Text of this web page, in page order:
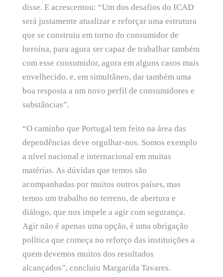
disse. E acrescentou: “Um dos desafios do ICAD
será justamente atualizar e reforçar uma estrutura
que se construiu em torno do consumidor de
heroína, para agora ser capaz de trabalhar também
com esse consumidor, agora em alguns casos mais
envelhecido, e, em simultâneo, dar também uma
boa resposta a um novo perfil de consumidores e
substâncias”.
“O caminho que Portugal tem feito na área das
dependências deve orgulhar-nos. Somos exemplo
a nível nacional e internacional em muitas
matérias. As dúvidas que temos são
acompanhadas por muitos outros países, mas
temos um trabalho no terreno, de abertura e
diálogo, que nos impele a agir com segurança.
Agir não é apenas uma opção, é uma obrigação
política que começa no reforço das instituições a
quem devemos muitos dos resultados
alcançados”, concluiu Margarida Tavares.